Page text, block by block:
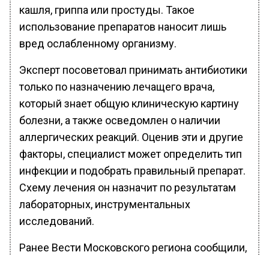
кашля, гриппа или простуды. Такое
использование препаратов наносит лишь
вред ослабленному организму.
Эксперт посоветовал принимать антибиотики
только по назначению лечащего врача,
который знает общую клиническую картину
болезни, а также осведомлен о наличии
аллергических реакций. Оценив эти и другие
факторы, специалист может определить тип
инфекции и подобрать правильный препарат.
Схему лечения он назначит по результатам
лабораторных, инструментальных
исследований.
Ранее Вести Московского региона сообщили,